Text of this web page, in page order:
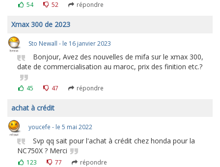
54 52 répondre
Xmax 300 de 2023
Sto Newall - le 16 janvier 2023
Bonjour, Avez des nouvelles de mifa sur le xmax 300,
date de commercialisation au maroc, prix des finition etc.?
45 47 répondre
achat à crédit
youcefe - le 5 mai 2022
Svp qq sait pour l'achat à crédit chez honda pour la
NC750X ? Merci
123 77 répondre